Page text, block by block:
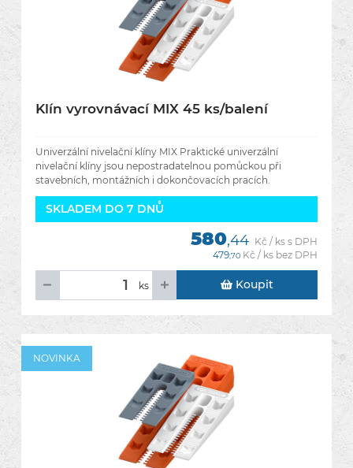
Klín vyrovnávací MIX 45 ks/balení
Univerzální nivelační klíny MIX Praktické univerzální
nivelační klíny jsou nepostradatelnou pomůckou při
stavebních, montážních i dokončovacích pracích.
Umožňují rychlé a
SKLADEM DO 7 DNŮ
580,44 Kč / ks s DPH
479,70 Kč / ks bez DPH
ks Koupit
NOVINKA